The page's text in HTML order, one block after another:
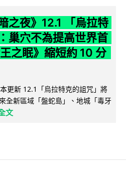
之夜》12.1 「烏拉特
巢穴不為提高世界首
之眠》縮短約 10 分
更新 12.1「烏拉特克的詛咒」將
全新區域「盤蛇島」、地城「毒牙
文